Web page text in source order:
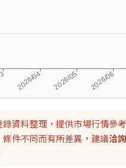
資料整理，提供市場行情參
件不同而有所差異，建議洽